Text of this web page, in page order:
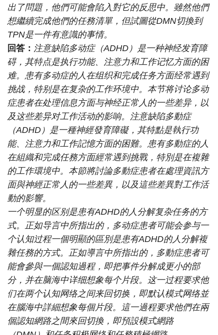
出了問題，他們可能會陷入對它的反思中。雖然他們
想繼續完成他們的任務清單，但試圖從DMN切換到
TPN是一件有意識的事情。
回答： 注意缺陷多动症（ADHD）是一种神经发育障
碍，其特点是执行功能、注意力和工作记忆方面的困
难。患有多动症的人在组织和完成任务方面经常遇到
挑战，特别是在复杂的工作环境中。本节将讨论多动
症患者在处理信息方面与神经正常人的一些差异，以
及这些差异对工作活动的影响。注意缺陷多動症
（ADHD）是一種神經發育障礙，其特點是執行功
能、注意力和工作記憶方面的困難。患有多動症的人
在組織和完成任務方面經常遇到挑戰，特別是在複雜
的工作環境中。本節將討論多動症患者在處理資訊方
面與神經正常人的一些差異，以及這些差異對工作活
動的影響。
一个明显的区别是患有ADHD的人分解复杂任务的方
式。正如导言中所指出的，多动症患者可能会参与一
个认知过程一個明顯的區別是患有ADHD的人分解複
雜任務的方式。正如導言中所指出的，多動症患者可
能會參與一個認知過程，即把事件分解成更小的部
分，并在脑海中详细想象每个片段。这一过程要求他
们在两个认知网络之间来回切换，即默认模式网络並
在腦海中詳細想象每個片段。這一過程要求他們在兩
個認知網路之間來回切換，即預設模式網路